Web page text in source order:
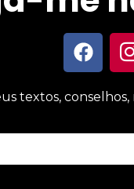
textos,